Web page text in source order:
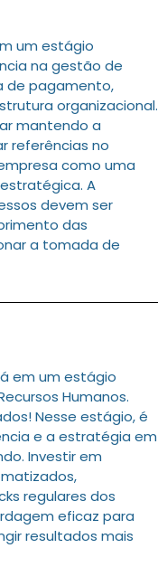
um estágio
na gestão de
de pagamento,
organizacional.
mantendo a
referências no
como uma
A
devem ser
das
a tomada de
em um estágio
Humanos.
Nesse estágio, é
e a estratégia em
Investir em
regulares dos
eficaz para
resultados mais